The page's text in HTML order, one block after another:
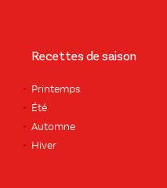
Recettes de saison
Printemps
Été
Automne
Hiver